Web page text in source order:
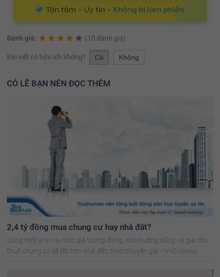
Đánh giá: (10 đánh giá)
Bài viết có hữu ích không? Có Không
CÓ LẼ BẠN NÊN ĐỌC THÊM
2,4 tỷ đồng mua chung cư hay nhà đất?
Cùng một vị trí và mức giá tương đồng, môi trường sống và giá cho
thuê chung cư sẽ tốt hơn nhà đất, theo chuyên gia. - VnExpress